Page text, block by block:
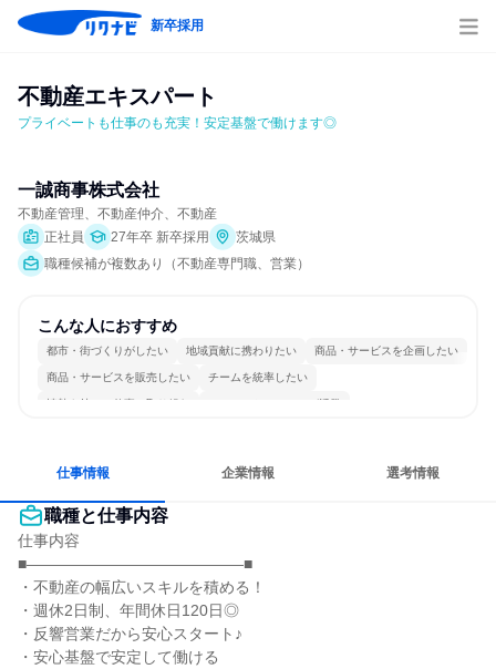
新卒採用
不動産エキスパート
プライベートも仕事のも充実！安定基盤で働けます◎
一誠商事株式会社
不動産管理、不動産仲介、不動産
正社員
27年卒 新卒採用
茨城県
職種候補が複数あり（不動産専門職、営業）
こんな人におすすめ
都市・街づくりがしたい 地域貢献に携わりたい 商品・サービスを企画したい
商品・サービスを販売したい チームを統率したい
情熱を持って仕事に取り組む コミュニケーションが活発
仕事情報 企業情報 選考情報
職種と仕事内容
仕事内容
■――――――――――――――■
・不動産の幅広いスキルを積める！
・週休2日制、年間休日120日◎
・反響営業だから安心スタート♪
・安心基盤で安定して働ける